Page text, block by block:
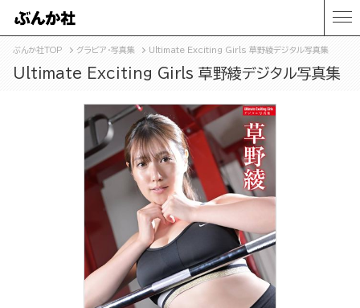
ぶんか社TOP グラビア・写真集 Ultimate Exciting Girls 草野綾デジタル写真集
Ultimate Exciting Girls 草野綾デジタル写真集